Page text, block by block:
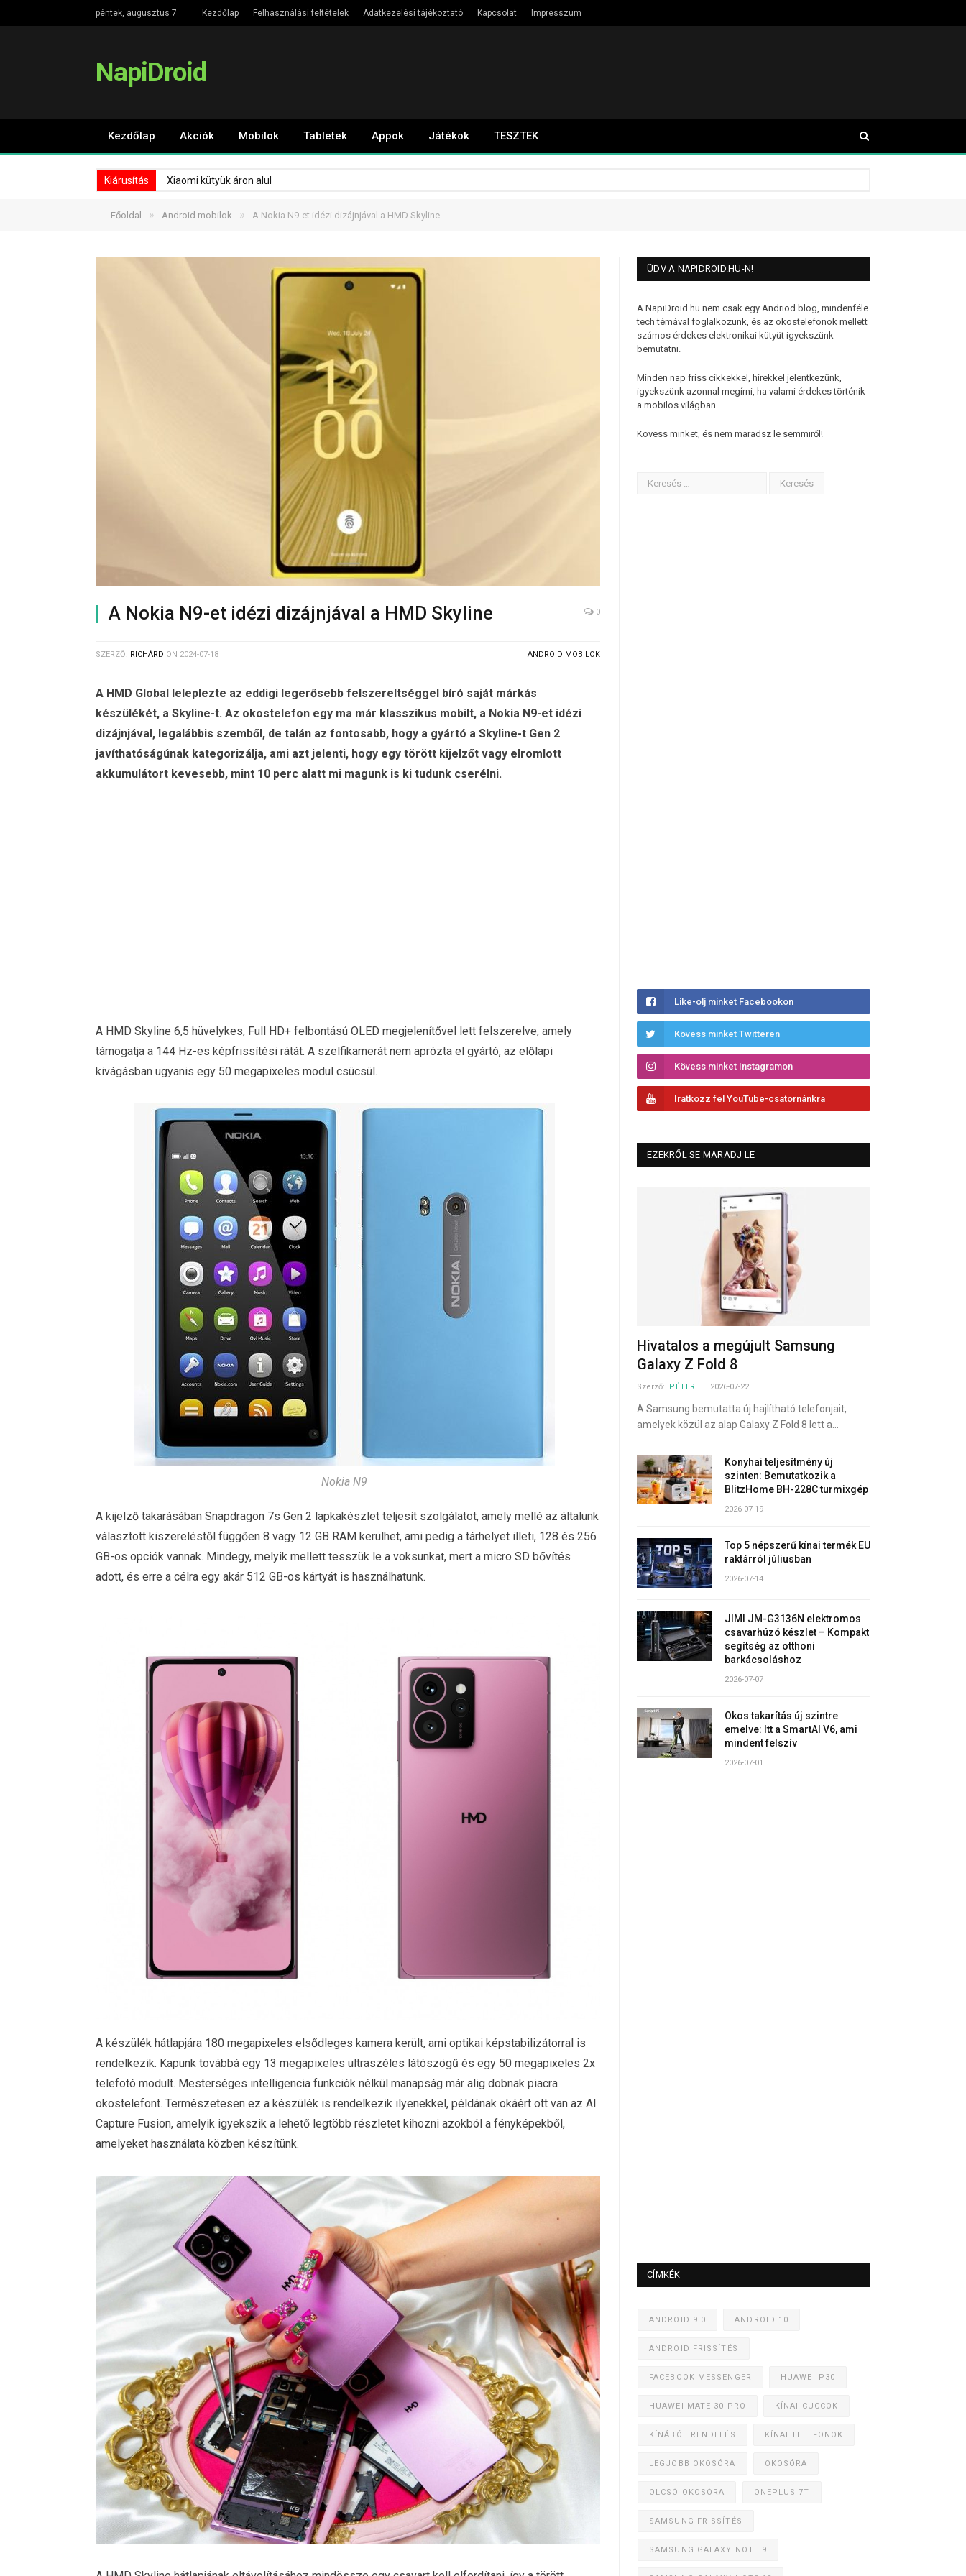
péntek, augusztus 7 Kezdőlap Felhasználási feltételek Adatkezelési tájékoztató Kapcsolat Impresszum
NapiDroid
Kezdőlap Akciók Mobilok Tabletek Appok Játékok TESZTEK
Kiárusítás Xiaomi kütyük áron alul
Főoldal » Android mobilok » A Nokia N9-et idézi dizájnjával a HMD Skyline
A Nokia N9-et idézi dizájnjával a HMD Skyline 0
SZERZŐ: RICHÁRD ON 2024-07-18 ANDROID MOBILOK
A HMD Global leleplezte az eddigi legerősebb felszereltséggel bíró saját márkás
készülékét, a Skyline-t. Az okostelefon egy ma már klasszikus mobilt, a Nokia N9-et idézi
dizájnjával, legalábbis szemből, de talán az fontosabb, hogy a gyártó a Skyline-t Gen 2
javíthatóságúnak kategorizálja, ami azt jelenti, hogy egy törött kijelzőt vagy elromlott
akkumulátort kevesebb, mint 10 perc alatt mi magunk is ki tudunk cserélni.
A HMD Skyline 6,5 hüvelykes, Full HD+ felbontású OLED megjelenítővel lett felszerelve, amely
támogatja a 144 Hz-es képfrissítési rátát. A szelfikamerát nem aprózta el gyártó, az előlapi
kivágásban ugyanis egy 50 megapixeles modul csücsül.
Nokia N9
A kijelző takarásában Snapdragon 7s Gen 2 lapkakészlet teljesít szolgálatot, amely mellé az általunk
választott kiszereléstől függően 8 vagy 12 GB RAM kerülhet, ami pedig a tárhelyet illeti, 128 és 256
GB-os opciók vannak. Mindegy, melyik mellett tesszük le a voksunkat, mert a micro SD bővítés
adott, és erre a célra egy akár 512 GB-os kártyát is használhatunk.
A készülék hátlapjára 180 megapixeles elsődleges kamera került, ami optikai képstabilizátorral is
rendelkezik. Kapunk továbbá egy 13 megapixeles ultraszéles látószögű és egy 50 megapixeles 2x
telefotó modult. Mesterséges intelligencia funkciók nélkül manapság már alig dobnak piacra
okostelefont. Természetesen ez a készülék is rendelkezik ilyenekkel, példának okáért ott van az AI
Capture Fusion, amelyik igyekszik a lehető legtöbb részletet kihozni azokból a fényképekből,
amelyeket használata közben készítünk.
ÜDV A NAPIDROID.HU-N!
A NapiDroid.hu nem csak egy Andriod blog, mindenféle
tech témával foglalkozunk, és az okostelefonok mellett
számos érdekes elektronikai kütyüt igyekszünk
bemutatni.
Minden nap friss cikkekkel, hírekkel jelentkezünk,
igyekszünk azonnal megírni, ha valami érdekes történik
a mobilos világban.
Kövess minket, és nem maradsz le semmiről!
Like-olj minket Facebookon
Kövess minket Twitteren
Kövess minket Instagramon
Iratkozz fel YouTube-csatornánkra
EZEKRŐL SE MARADJ LE
Hivatalos a megújult Samsung
Galaxy Z Fold 8
Szerző: PÉTER 2026-07-22
A Samsung bemutatta új hajlítható telefonjait,
amelyek közül az alap Galaxy Z Fold 8 lett a…
Konyhai teljesítmény új
szinten: Bemutatkozik a
BlitzHome BH-228C turmixgép
2026-07-19
Top 5 népszerű kínai termék EU
raktárról júliusban
2026-07-14
JIMI JM-G3136N elektromos
csavarhúzó készlet – Kompakt
segítség az otthoni
barkácsoláshoz
2026-07-07
Okos takarítás új szintre
emelve: Itt a SmartAI V6, ami
mindent felszív
2026-07-01
CÍMKÉK
ANDROID 9.0 ANDROID 10
ANDROID FRISSÍTÉS
FACEBOOK MESSENGER HUAWEI P30
HUAWEI MATE 30 PRO KÍNAI CUCCOK
KÍNÁBÓL RENDELÉS KÍNAI TELEFONOK
LEGJOBB OKOSÓRA OKOSÓRA
OLCSÓ OKOSÓRA ONEPLUS 7T
SAMSUNG FRISSÍTÉS
SAMSUNG GALAXY NOTE 9